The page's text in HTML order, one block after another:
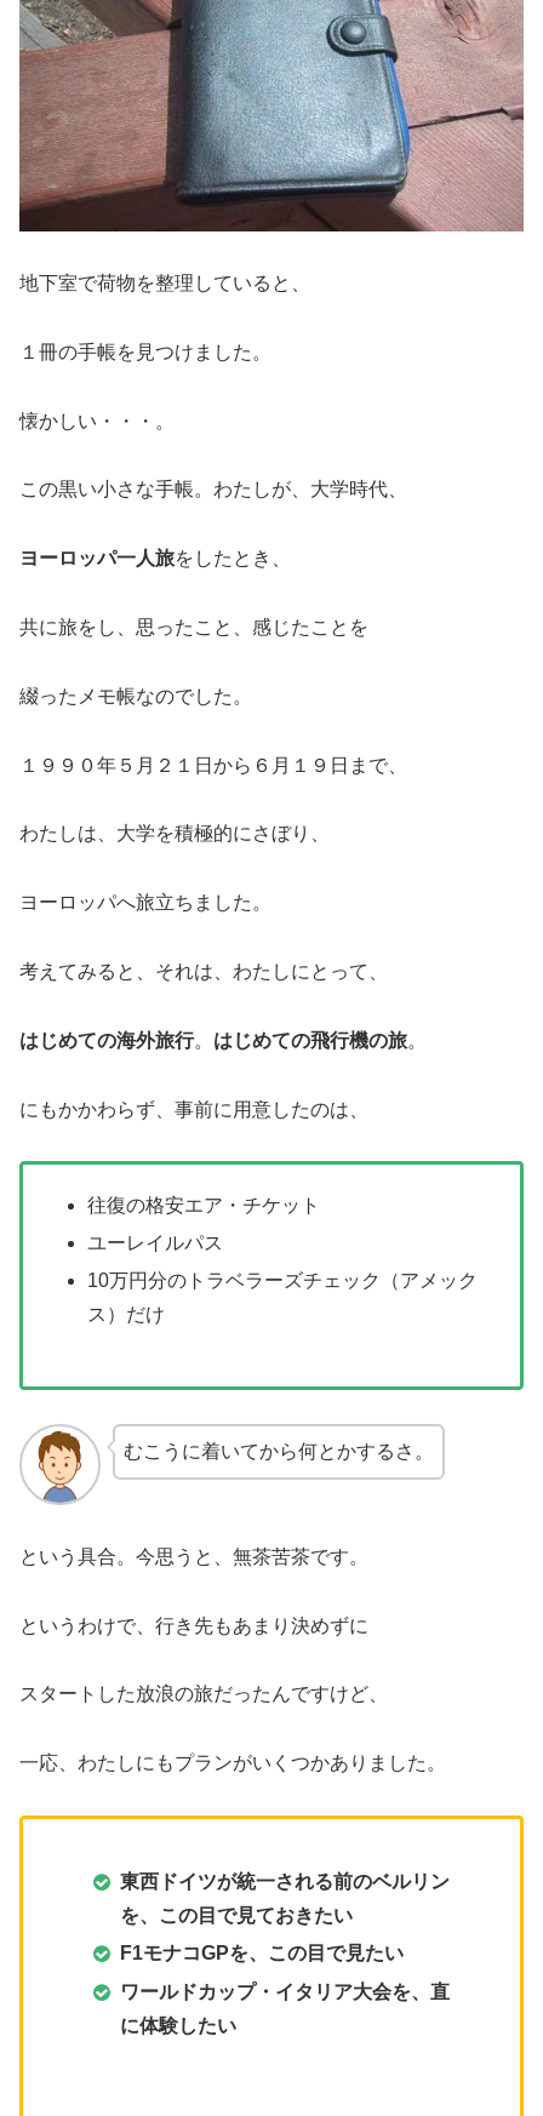
地下室で荷物を整理していると、
１冊の手帳を見つけました。
懐かしい・・・。
この黒い小さな手帳。わたしが、大学時代、
ヨーロッパ一人旅をしたとき、
共に旅をし、思ったこと、感じたことを
綴ったメモ帳なのでした。
１９９０年５月２１日から６月１９日まで、
わたしは、大学を積極的にさぼり、
ヨーロッパへ旅立ちました。
考えてみると、それは、わたしにとって、
はじめての海外旅行。 はじめての飛行機の旅。
にもかかわらず、事前に用意したのは、
往復の格安エア・チケット
ユーレイルパス
10万円分のトラベラーズチェック（アメック
ス）だけ
むこうに着いてから何とかするさ。
という具合。今思うと、無茶苦茶です。
というわけで、行き先もあまり決めずに
スタートした放浪の旅だったんですけど、
一応、わたしにもプランがいくつかありました。
東西ドイツが統一される前のベルリン
を、この目で見ておきたい
F1モナコGPを、この目で見たい
ワールドカップ・イタリア大会を、直
に体験したい